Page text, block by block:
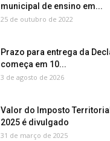
municipal de ensino em...
25 de outubro de 2022
Prazo para entrega da
começa em 10...
3 de agosto de 2026
Valor do Imposto
2025 é divulgado
31 de março de 2025